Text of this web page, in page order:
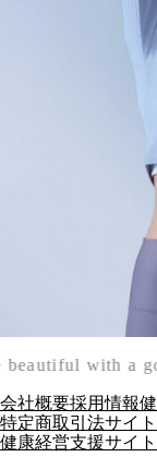
beautiful with a
会社概要採用情報
特定商取引法サイ
健康経営支援サイ